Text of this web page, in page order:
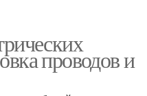
проводов и